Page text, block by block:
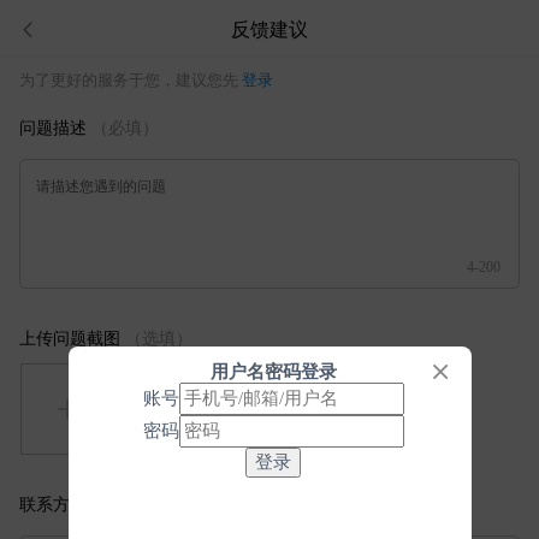
反馈建议
为了更好的服务于您，建议您先 登录
问题描述 （必填）
请描述您遇到的问题
4-200
上传问题截图 （选填）
联系方式
用户名密码登录
账号
密码